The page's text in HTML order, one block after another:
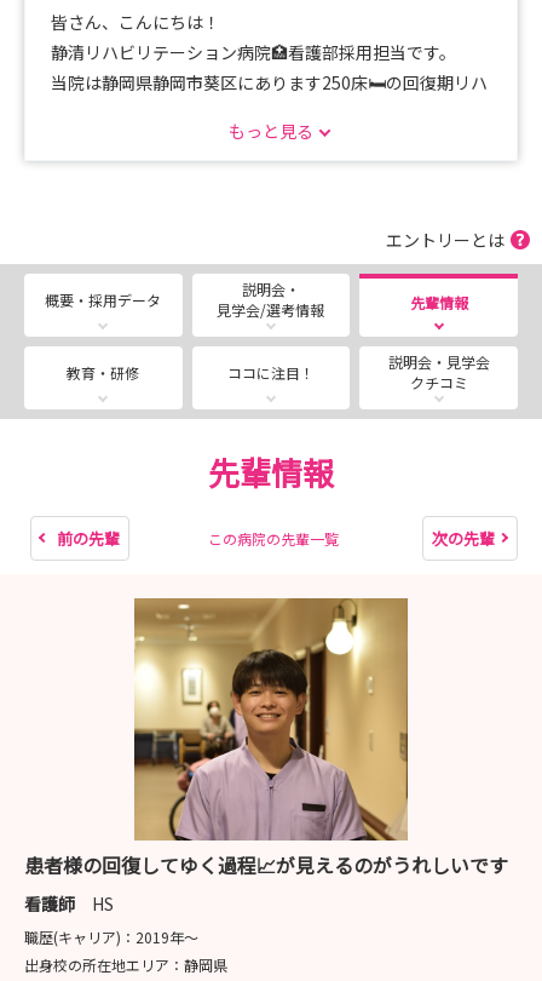
皆さん、こんにちは！
静清リハビリテーション病院🏥看護部採用担当です。
当院は静岡県静岡市葵区にあります250床🛏️の回復期リハ
当日は病院見学や先輩社員との交流、就職活動に役立つ自
己分析セミナーも実施いたします。
2026年卒の見学会も開催中です。
皆様のエントリー・ご参加お待ちしております🙏
もっと見る
エントリーとは
概要・採用データ
説明会・
見学会/選考情報
先輩情報
教育・研修 ココに注目！
説明会・見学会
クチコミ
先輩情報
前の先輩 この病院の先輩一覧 次の先輩
患者様の回復してゆく過程📈が見えるのがうれしいです
看護師 HS
職歴(キャリア)： 2019年〜
出身校の所在地エリア： 静岡県